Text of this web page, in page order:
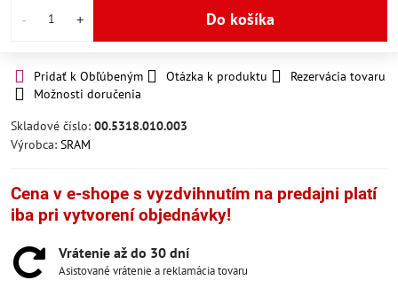
Do košíka
Pridať k Obľúbeným Otázka k produktu
Rezervácia tovaru
Možnosti doručenia
Skladové číslo: 00.5318.010.003
Výrobca: SRAM
Cena v e-shope s vyzdvihnutím na predajni platí
iba pri vytvorení objednávky!
Vrátenie až do 30 dní
Asistované vrátenie a reklamácia tovaru